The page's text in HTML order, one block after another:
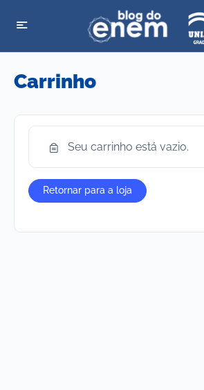
Carrinho
Seu carrinho está vazio.
Retornar para a loja